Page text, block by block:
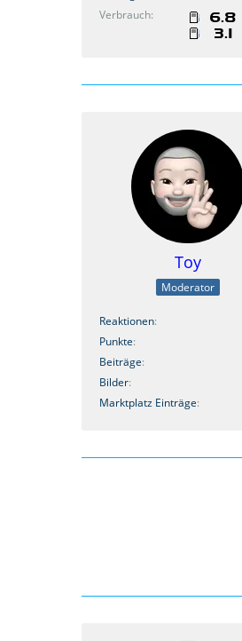
Verbrauch
Toy
Moderator
Reaktionen
Punkte
Beiträge
Bilder
Marktplatz Einträge